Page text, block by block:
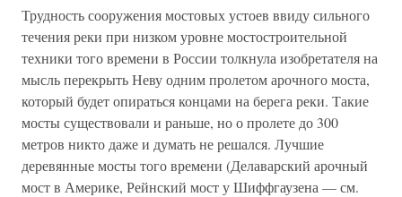
Трудность сооружения мостовых устоев ввиду сильного
течения реки при низком уровне мостостроительной
техники того времени в России толкнула изобретателя на
мысль перекрыть Неву одним пролетом арочного моста,
который будет опираться концами на берега реки. Такие
мосты существовали и раньше, но о пролете до 300
метров никто даже и думать не решался. Лучшие
деревянные мосты того времени (Делаварский арочный
мост в Америке, Рейнский мост у Шиффгаузена — см.